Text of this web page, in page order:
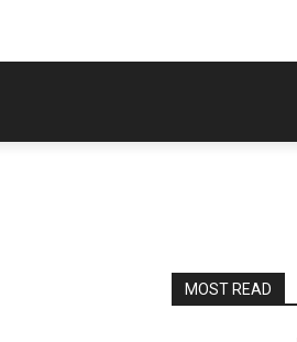
MOST READ